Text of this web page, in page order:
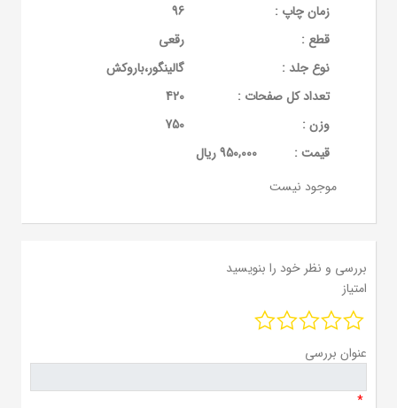
زمان چاپ :
96
قطع :
رقعی
نوع جلد :
گالینگور،باروکش
تعداد کل صفحات :
420
وزن :
750
قيمت :
950,000 ریال
موجود نیست
بررسی و نظر خود را بنویسید
امتیاز
عنوان بررسی
*